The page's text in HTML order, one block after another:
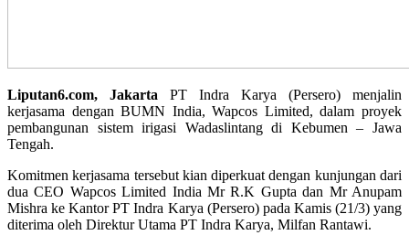
Liputan6.com, Jakarta PT Indra Karya (Persero) menjalin
kerjasama dengan BUMN India, Wapcos Limited, dalam proyek
pembangunan sistem irigasi Wadaslintang di Kebumen – Jawa
Tengah.
Komitmen kerjasama tersebut kian diperkuat dengan kunjungan dari
dua CEO Wapcos Limited India Mr R.K Gupta dan Mr Anupam
Mishra ke Kantor PT Indra Karya (Persero) pada Kamis (21/3) yang
diterima oleh Direktur Utama PT Indra Karya, Milfan Rantawi.